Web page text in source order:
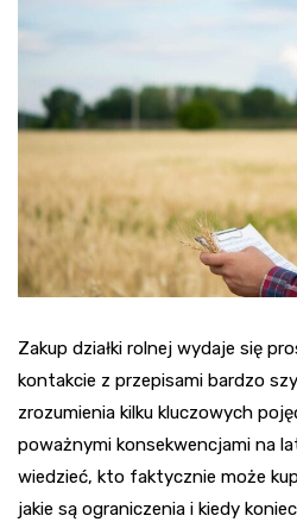
Zakup działki rolnej wydaje się
kontakcie z przepisami bardzo
zrozumienia kilku kluczowych
poważnymi konsekwencjami na
wiedzieć, kto faktycznie może
jakie są ograniczenia i kiedy